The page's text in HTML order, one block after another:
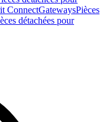
ConnectGatewaysPièces
détachées pour